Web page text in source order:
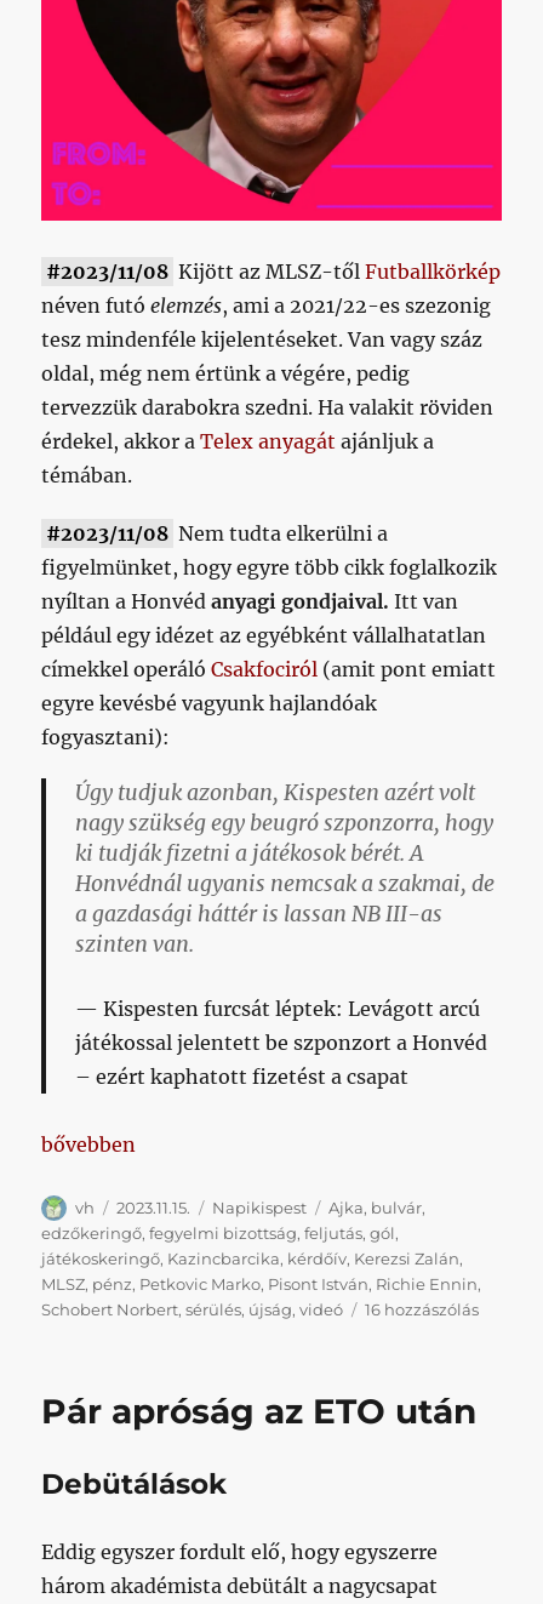
történtetesen
nem
a
Kispest
lennénk
című
bejegyzéshez
#2023/11/08 Kijött az MLSZ-tőlFutballkörkép
néven futóelemzés, ami a 2021/22-es szezonig
tesz mindenféle kijelentéseket. Van vagy száz
oldal, még nem értünk a végére, pedig
tervezzük darabokra szedni. Ha valakit röviden
érdekel, akkor aTelex anyagát ajánljuk a
témában.
#2023/11/08 Nem tudta elkerülni a
figyelmünket, hogy egyre több cikk foglalkozik
nyíltan a Honvédanyagi gondjaival. Itt van
például egy idézet az egyébként vállalhatatlan
címekkel operálóCsakfociról (amit pont emiatt
egyre kevésbé vagyunk hajlandóak
fogyasztani):
Úgy tudjuk azonban, Kispesten azért volt
nagy szükség egy beugró szponzorra, hogy
ki tudják fizetni a játékosok bérét. A
Honvédnál ugyanis nemcsak a szakmai, de
a gazdasági háttér is lassan NB III-as
szinten van.
Kispesten furcsát léptek: Levágott arcú
játékossal jelentett be szponzort a Honvéd
– ezért kaphatott fizetést a csapat
„Hetikispest #2023/11/15”
bővebben
Szerző
vh Közzétéve
2023.11.15. Kategória
Napikispest Címke
Ajka, bulvár,
edzőkeringő,fegyelmi bizottság,feljutás,gól,
játékoskeringő, Kazincbarcika, kérdőív, Kerezsi Zalán,
MLSZ, pénz, Petkovic Marko, Pisont István, Richie Ennin,
Schobert Norbert,sérülés, újság,videó 16 hozzászólás
Pár apróság az ETO után
Debütálások
Eddig egyszer fordult elő, hogy egyszerre
három akadémista debütált a nagycsapat